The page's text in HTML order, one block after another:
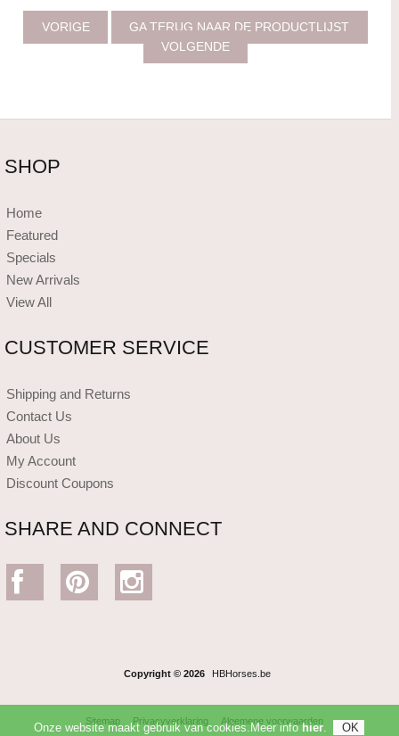
VORIGE
GA TERUG NAAR DE PRODUCTLIJST
VOLGENDE
SHOP
Home
Featured
Specials
New Arrivals
View All
CUSTOMER SERVICE
Shipping and Returns
Contact Us
About Us
My Account
Discount Coupons
SHARE AND CONNECT
Copyright © 2026 HBHorses.be
Sitemap Privacyverklaring Algemene voorwaarden
Onze website maakt gebruik van cookies.Meer infohier.